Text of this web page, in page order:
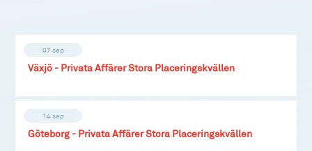
07 sep
Växjö - Privata Affärer Stora Placeringskvällen
14 sep
Göteborg - Privata Affärer Stora Placeringskvällen